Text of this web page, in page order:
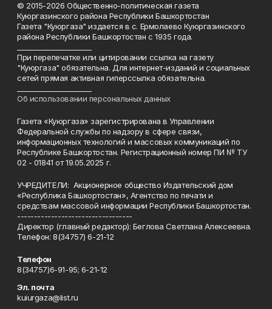
© 2015-2026 Общественно-политическая газета
Куюргазинского района Республики Башкортостан
Газета "Куюргаза" издается в с. Ермолаево Куюргазинского
района Республики Башкортостан с 1935 года.
При перепечатке или цитировании ссылка на газету
"Куюргаза" обязательна. Для интернет-изданий и социальных
сетей прямая активная гиперссылка обязательна.
Об использовании персональных данных
Газета «Куюргаза» зарегистрирована в Управлении
Федеральной службы по надзору в сфере связи,
информационных технологий и массовых коммуникаций по
Республике Башкортостан. Регистрационный номер ПИ № ТУ
02 - 01841 от 19.05.2025 г.
УЧРЕДИТЕЛИ: Акционерное общество Издательский дом
«Республика Башкортостан», Агентство по печати и
средствам массовой информации Республики Башкортостан.
----------------------------------
Директор (главный редактор): Беглова Светлана Алексеевна.
Телефон: 8(34757) 6-21-12
Телефон
8(34757)6-91-95; 6-21-12
Эл. почта
kuiurgaza@list.ru